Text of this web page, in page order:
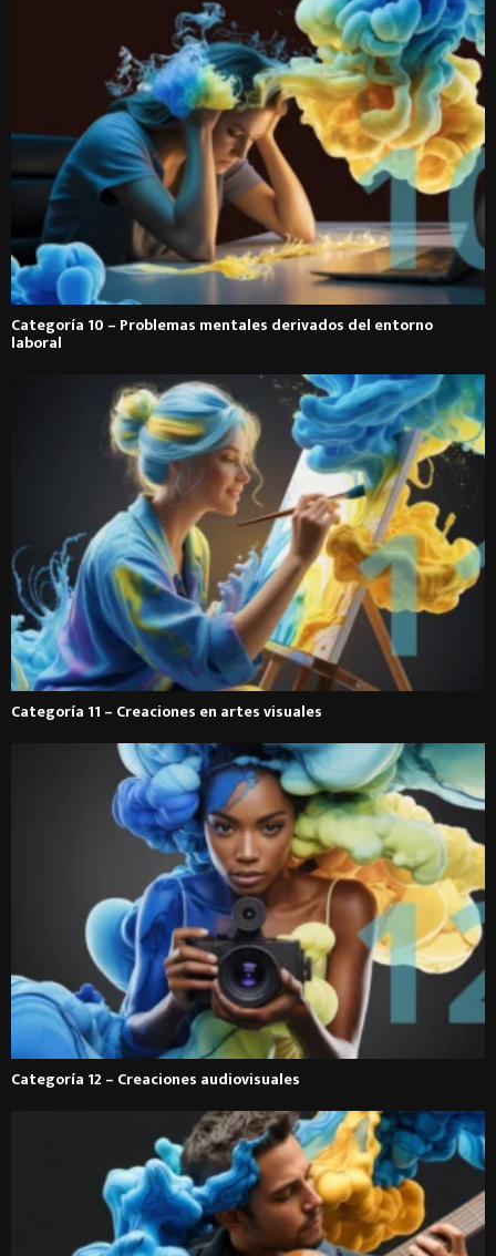
Categoría 10 – Problemas mentales derivados del entorno
laboral
Categoría 11 – Creaciones en artes visuales
Categoría 12 – Creaciones audiovisuales